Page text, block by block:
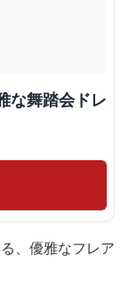
な舞踏会ドレ
、優雅なフレア